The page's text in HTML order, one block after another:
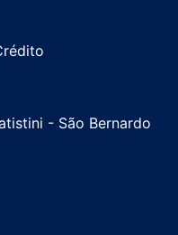
- São Bernardo